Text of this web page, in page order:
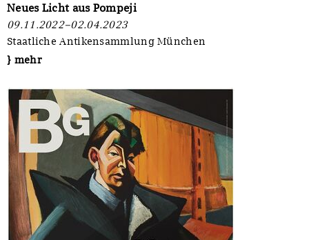
Neues Licht aus Pompeji
09.11.2022–02.04.2023
Staatliche Antikensammlung München
} mehr